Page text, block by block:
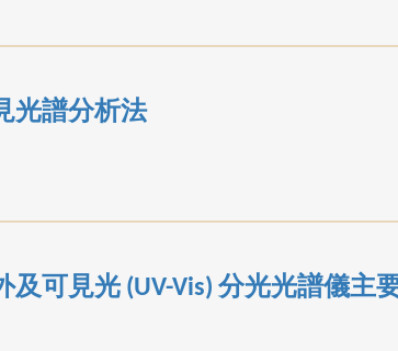
光譜分析法
及可見光 (UV-Vis) 分光光譜儀主